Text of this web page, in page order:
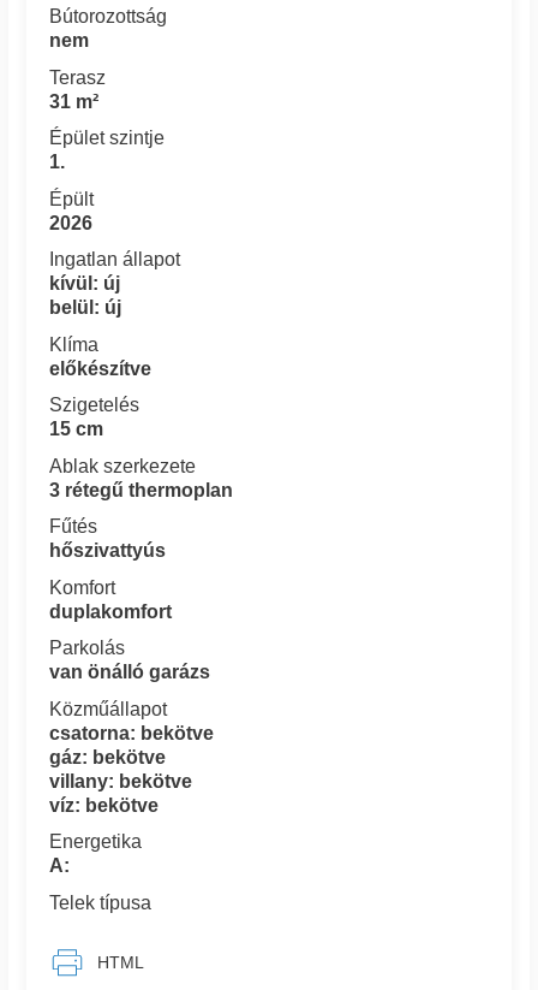
Bútorozottság
nem
Terasz
31 m²
Épület szintje
1.
Épült
2026
Ingatlan állapot
kívül: új
belül: új
Klíma
előkészítve
Szigetelés
15 cm
Ablak szerkezete
3 rétegű thermoplan
Fűtés
hőszivattyús
Komfort
duplakomfort
Parkolás
van önálló garázs
Közműállapot
csatorna: bekötve
gáz: bekötve
villany: bekötve
víz: bekötve
Energetika
A:
Telek típusa
HTML